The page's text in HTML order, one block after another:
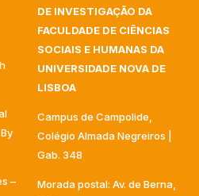
–
DE INVESTIGAÇÃO DA
FACULDADE DE CIÊNCIAS
SOCIAIS E HUMANAS DA
UNIVERSIDADE NOVA DE
LISBOA
Campus de Campolide,
Colégio Almada Negreiros |
Gab. 348
Morada postal: Av. de Berna,